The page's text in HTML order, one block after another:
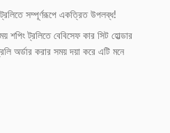
সম্পূর্ণরূপে একত্রিত উপলব্ধ!
শপিং ট্রলিতে বেবিসেফ কার সিট হোল্ডার
অর্ডার করার সময় দয়া করে এটি মনে